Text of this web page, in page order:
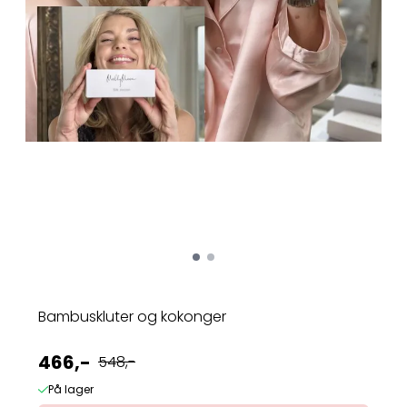
Bambuskluter og kokonger
466,- 548,-
På lager